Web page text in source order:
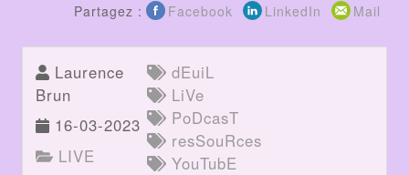
Partagez : Facebook LinkedIn Mail
Laurence
Brun
16-03-2023
LIVE
dEuiL
LiVe
PoDcasT
resSouRces
YouTubE